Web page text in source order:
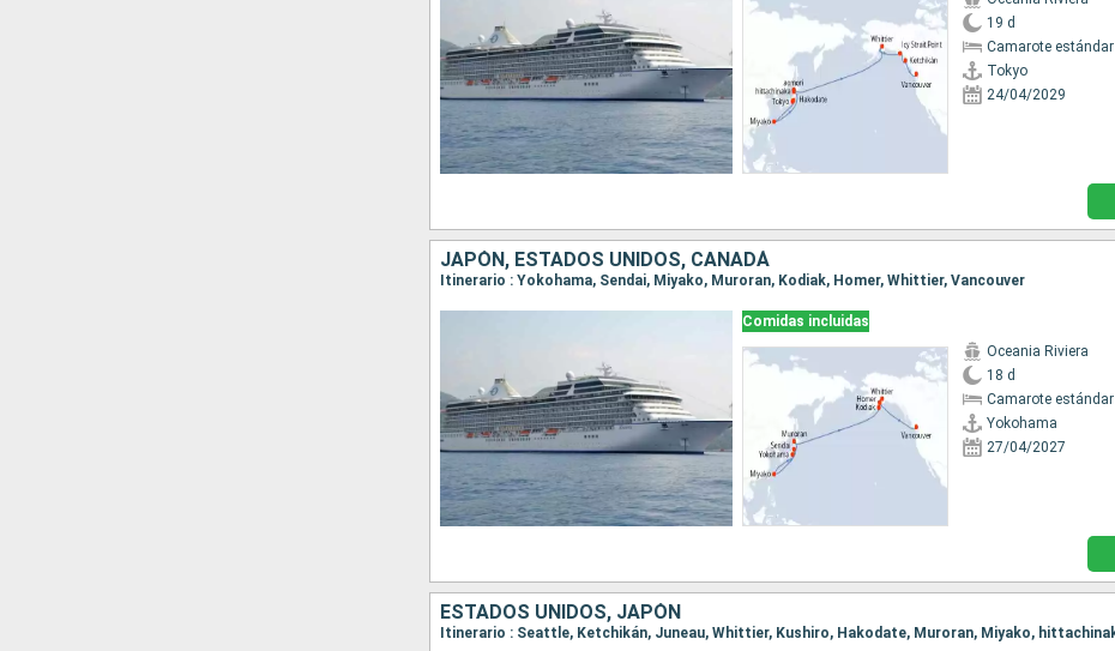
19 d
Camarote estándar
Tokyo
24/04/2029
JAPÓN, ESTADOS UNIDOS, CANADÁ
Itinerario : Yokohama, Sendai, Miyako, Muroran, Kodiak, Homer, Whittier, Vancouver
Comidas incluidas
Oceania Riviera
18 d
Camarote estándar
Yokohama
27/04/2027
ESTADOS UNIDOS, JAPÓN